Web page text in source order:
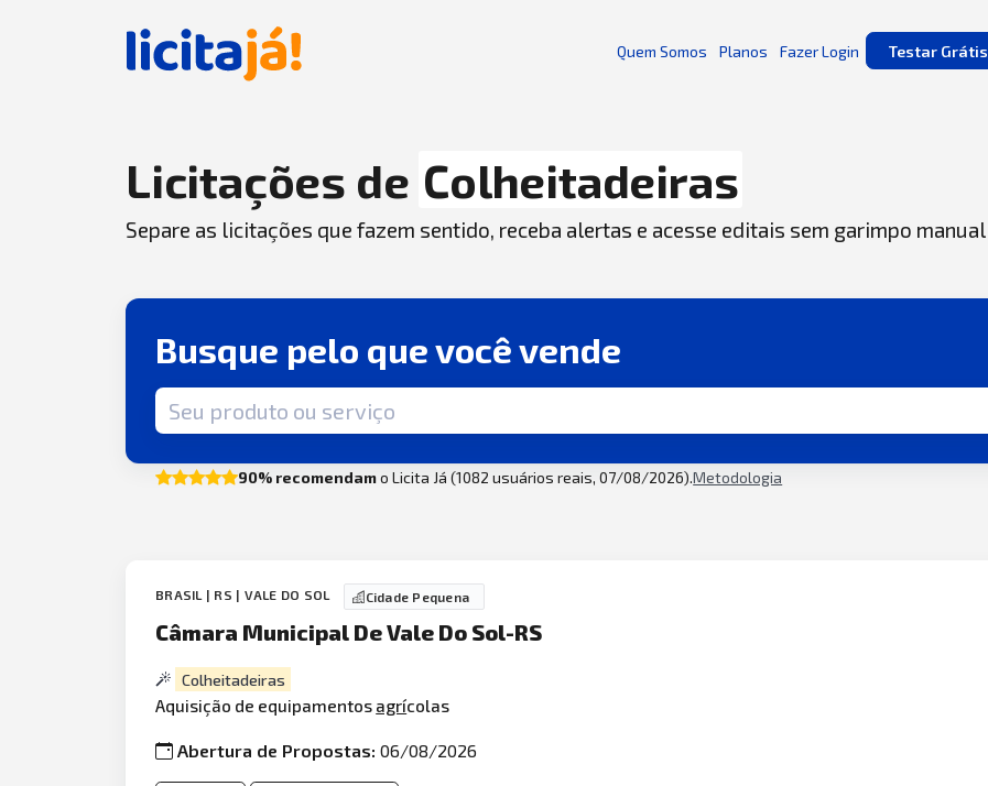
Quem Somos Planos Fazer Login Testar Grátis
Licitações de Colheitadeiras
Separe as licitações que fazem sentido, receba alertas e acesse editais sem garimpo manual
Busque pelo que você vende
Termo de busca
90% recomendamo Licita Já (1082 usuários reais, 07/08/2026).Metodologia
BRASIL | RS | VALE DO SOL Cidade Pequena
Câmara Municipal De Vale Do Sol-RS
Colheitadeiras
Aquisição de equipamentos agrícolas
Abertura de Propostas:06/08/2026